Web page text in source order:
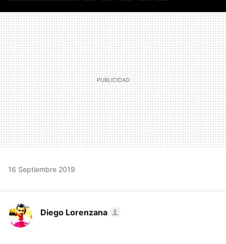
MAIL
16 Septiembre 2019
Diego Lorenzana